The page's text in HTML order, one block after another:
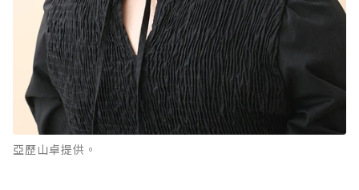
亞歷山卓提供。